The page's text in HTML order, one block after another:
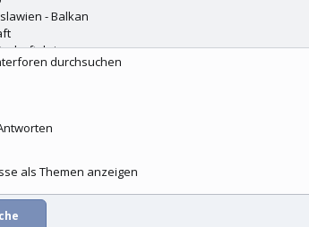
durchsuchen
als Themen anzeigen